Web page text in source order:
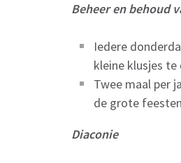
Beheer en behoud
Iedere
kleine klusjes te
Twee maal per
de grote
Diaconie